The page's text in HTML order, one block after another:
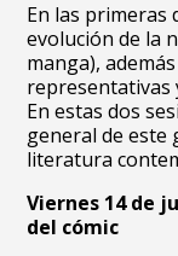
En las primeras
evolución de la
manga),
representativas
En estas dos
general de este
literatura
Viernes 14 de
del cómic